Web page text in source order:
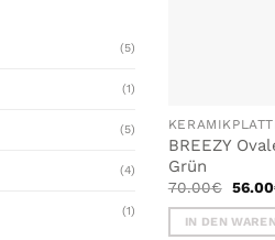
(5)
(1)
(5)
(4)
(1)
BREEZY
Grün
70.00€
war:
56.00
IN DEN